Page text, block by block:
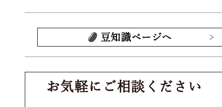
豆知識ページへ
お気軽にご相談ください